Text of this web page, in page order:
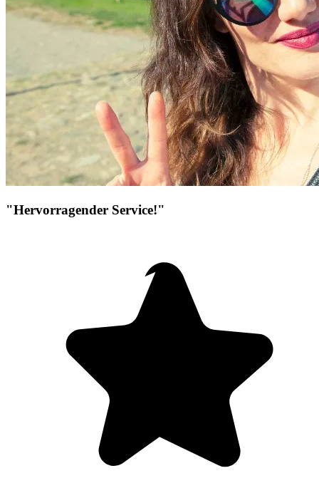
"Hervorragender Service!"